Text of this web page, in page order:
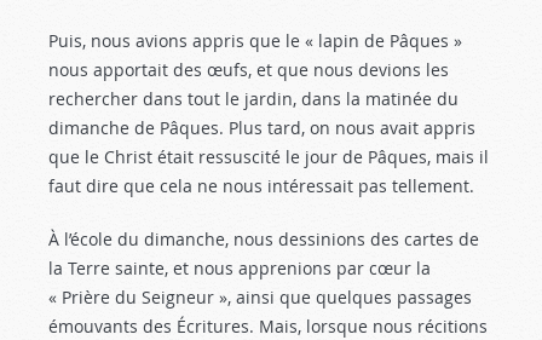
Puis, nous avions appris que le « lapin de Pâques »
nous apportait des œufs, et que nous devions les
rechercher dans tout le jardin, dans la matinée du
dimanche de Pâques. Plus tard, on nous avait appris
que le Christ était ressuscité le jour de Pâques, mais il
faut dire que cela ne nous intéressait pas tellement.
À l’école du dimanche, nous dessinions des cartes de
la Terre sainte, et nous apprenions par cœur la
« Prière du Seigneur », ainsi que quelques passages
émouvants des Écritures. Mais, lorsque nous récitions